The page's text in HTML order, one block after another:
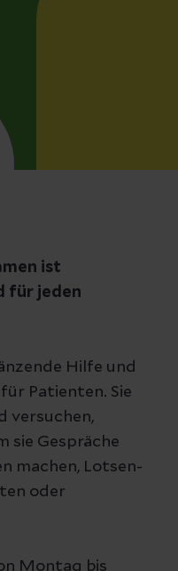
ist
für jeden
Hilfe und
Patienten. Sie
versuchen,
sie Gespräche
machen, Lotsen-
oder
Montag bis